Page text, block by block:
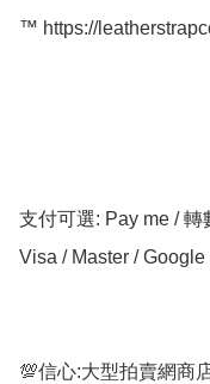
™️ https://
支付可選: Pay me / 轉
Visa / Master /
💯信心:大型拍賣網商